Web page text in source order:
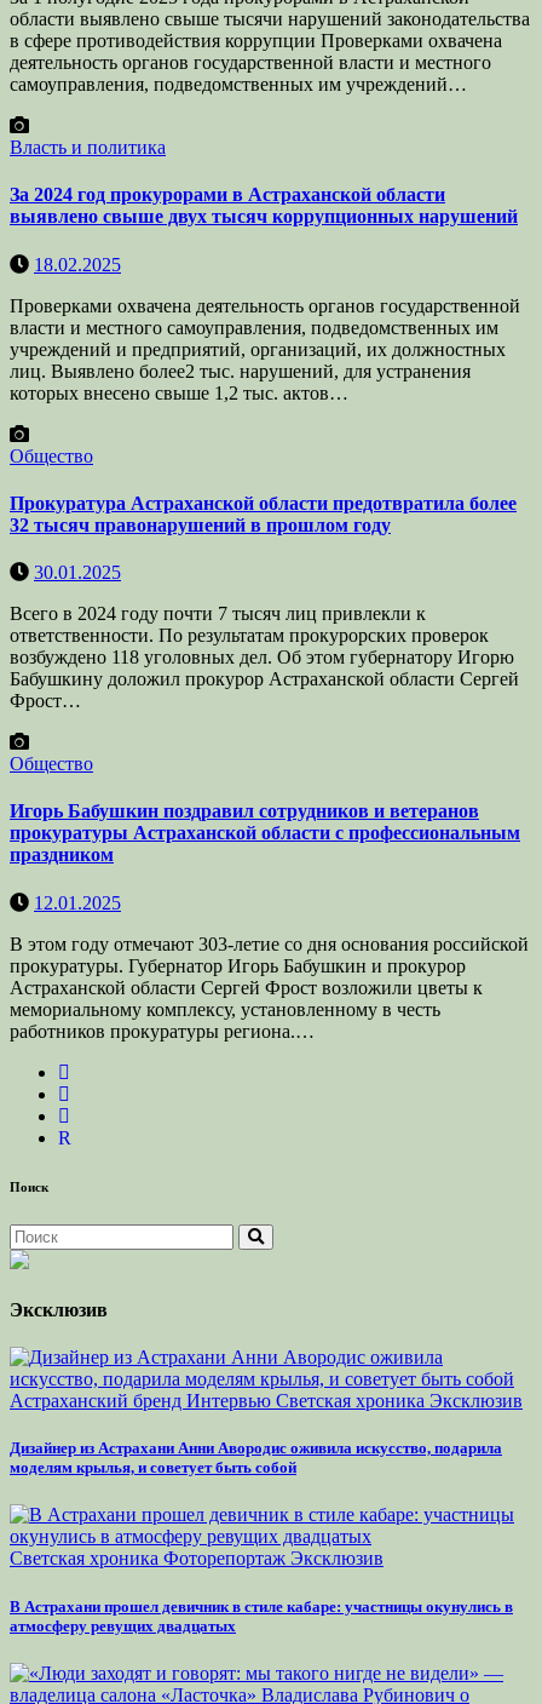
области выявлено свыше тысячи нарушений законодательства
в сфере противодействия коррупции Проверками охвачена
деятельность органов государственной власти и местного
самоуправления, подведомственных им учреждений…
Власть и политика
За 2024 год прокурорами в Астраханской области
выявлено свыше двух тысяч коррупционных нарушений
18.02.2025
Проверками охвачена деятельность органов государственной
власти и местного самоуправления, подведомственных им
учреждений и предприятий, организаций, их должностных
лиц. Выявлено более2 тыс. нарушений, для устранения
которых внесено свыше 1,2 тыс. актов…
Общество
Прокуратура Астраханской области предотвратила более
32 тысяч правонарушений в прошлом году
30.01.2025
Всего в 2024 году почти 7 тысяч лиц привлекли к
ответственности. По результатам прокурорских проверок
возбуждено 118 уголовных дел. Об этом губернатору Игорю
Бабушкину доложил прокурор Астраханской области Сергей
Фрост…
Общество
Игорь Бабушкин поздравил сотрудников и ветеранов
прокуратуры Астраханской области с профессиональным
праздником
12.01.2025
В этом году отмечают 303-летие со дня основания российской
прокуратуры. Губернатор Игорь Бабушкин и прокурор
Астраханской области Сергей Фрост возложили цветы к
мемориальному комплексу, установленному в честь
работников прокуратуры региона.…
R
Поиск
Эксклюзив
Астраханский бренд Интервью Светская хроника Эксклюзив
Дизайнер из Астрахани Анни Авородис оживила искусство, подарила
моделям крылья, и советует быть собой
Светская хроника Фоторепортаж Эксклюзив
В Астрахани прошел девичник в стиле кабаре: участницы окунулись в
атмосферу ревущих двадцатых